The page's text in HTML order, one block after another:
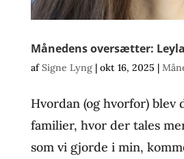
Månedens oversætter:
afSigne Lyng| okt 16, 2025 |
Hvordan (og hvorfor)
familier, hvor der tales
som vi gjorde i min,